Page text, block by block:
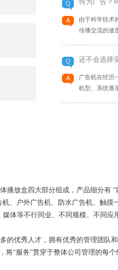
媒体信息，WEB后台
1、支持
统， 2、支持
MORE+
液晶立式广
55寸壁挂式单机版
商品颜色：
产品信息
角 商品型号：
何为广告？
由于科学技术
传播交流的速
还不会选择
广告机在经历
机型、系统逐
放盒四大部分组成，产品细分有 “
、户外广告机、防水广告机、触摸
体等不行同业、不同规模、不同应
的优秀人才，拥有优秀的管理团队
“服务”贯穿于整体公司管理的每